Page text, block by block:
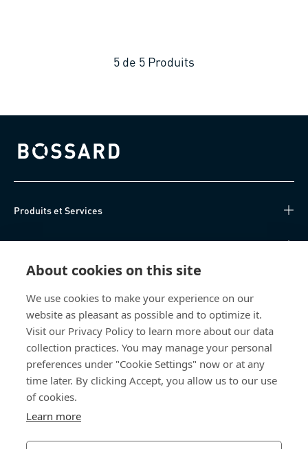
About cookies on this site
We use cookies to make your experience on our
website as pleasant as possible and to optimize it.
Visit our Privacy Policy to learn more about our data
collection practices. You may manage your personal
preferences under "Cookie Settings" now or at any
time later. By clicking Accept, you allow us to our use
of cookies.
Learn more
5 de 5 Produits
Bossard homepage
Produits et Services
Centre de connaissances
Qui sommes-nous
Bossard Suisse
Steinhauserstrasse 70
6301 Zug